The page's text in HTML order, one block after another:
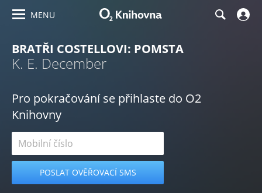
MENU
BRATŘI COSTELLOVI: POMSTA
K. E. December
Pro pokračování se přihlaste do O2
Knihovny